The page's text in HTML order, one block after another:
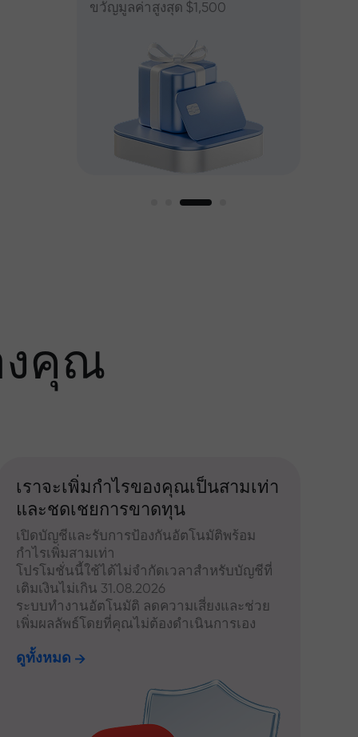
ขวัญมูลค่าสูงสุด $1,500
งคุณ
เราจะเพิ่มกำไรของคุณเป็นสามเท่า
และชดเชยการขาดทุน
เปิดบัญชีและรับการป้องกันอัตโนมัติพร้อม
กำไรเพิ่มสามเท่า
โปรโมชั่นนี้ใช้ได้ไม่จำกัดเวลาสำหรับบัญชีที่
เติมเงินไม่เกิน 31.08.2026
ระบบทำงานอัตโนมัติ ลดความเสี่ยงและช่วย
เพิ่มผลลัพธ์โดยที่คุณไม่ต้องดำเนินการเอง
ดูทั้งหมด